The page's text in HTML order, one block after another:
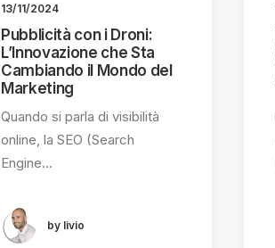
13/11/2024
Pubblicità con i Droni:
L’Innovazione che Sta
Cambiando il Mondo del
Marketing
Quando si parla di visibilità
online, la SEO (Search
Engine…
by livio